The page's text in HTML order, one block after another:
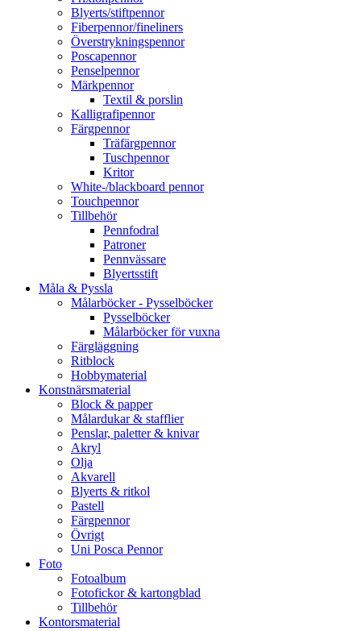
Blyerts/stiftpennor
Fiberpennor/fineliners
Överstrykningspennor
Poscapennor
Penselpennor
Märkpennor
Textil & porslin
Kalligrafipennor
Färgpennor
Träfärgpennor
Tuschpennor
Kritor
White-/blackboard pennor
Touchpennor
Tillbehör
Pennfodral
Patroner
Pennvässare
Blyertsstift
Måla & Pyssla
Målarböcker - Pysselböcker
Pysselböcker
Målarböcker för vuxna
Färgläggning
Ritblock
Hobbymaterial
Konstnärsmaterial
Block & papper
Målardukar & stafflier
Penslar, paletter & knivar
Akryl
Olja
Akvarell
Blyerts & ritkol
Pastell
Färgpennor
Övrigt
Uni Posca Pennor
Foto
Fotoalbum
Fotofickor & kartongblad
Tillbehör
Kontorsmaterial